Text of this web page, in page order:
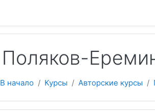
Поляков-
В начало Курсы Авторские курсы